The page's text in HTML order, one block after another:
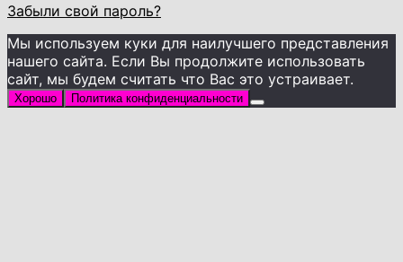
Забыли свой пароль?
Мы используем куки для наилучшего представления
нашего сайта. Если Вы продолжите использовать
сайт, мы будем считать что Вас это устраивает.
Хорошо Политика конфиденциальности